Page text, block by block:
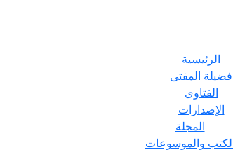
الرئيسية
فضيلة المفتى
الفتاوى
الإصدارات
المجلة
والموسوعات